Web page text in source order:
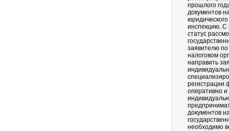
прошлого
документов
инспекцию. С
статус
заявителю
налоговом
направить
регистрации
оперативно и
документов
необходимо